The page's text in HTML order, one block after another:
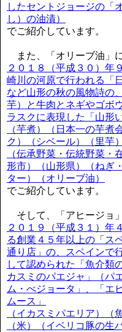
したセントジョージの「
し）の油漬）
でご紹介しています。
また、「オリーブ油」
２０１８（平成３０）年
崎川の河原で行われる「
など山形の秋の風物詩の
芋）と牛肉とネギやゴボ
ラスクに表現した「山形
（芋煮）（日本一の芋煮
ク）（シベール）（里芋
（伝承野菜・伝統野菜・
形市）（山形県）（ねぎ
ター）（オリーブ油）
でご紹介しています。
そして、「アヒージョ
２０１９（平成３１）年
る創業４５年以上の「
通り店」の、スペインで
して認められた「魚介類
カスミのパエジャ」（パ
ム・べジョータ」、「エ
ムース」
（イカスミパエリア）（
（米）（イベリコ豚の生